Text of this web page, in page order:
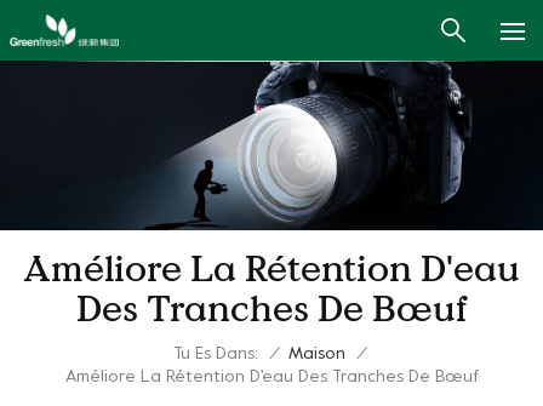
Améliore La Rétention D'eau
Des Tranches De Bœuf
Tu Es Dans: / Maison
/
Améliore La Rétention D'eau Des Tranches De Bœuf